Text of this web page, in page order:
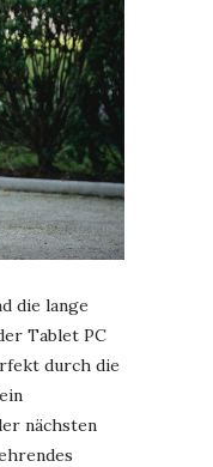
die lange
Tablet PC
durch die
nächsten